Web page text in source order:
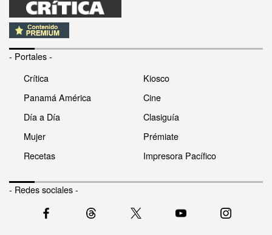
- Portales -
Crítica
Panamá América
Día a Día
Mujer
Recetas
Kiosco
Cine
Clasiguía
Prémiate
Impresora Pacífico
- Redes sociales -